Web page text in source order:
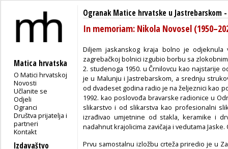
Matica hrvatska
O Matici hrvatskoj
Novosti
Učlanite se
Odjeli
Ogranci
Društva prijatelja i
partneri
Kontakt
Izdavaštvo
Ogranak Matice hrvatske u Jastrebarskom
In memoriam: Nikola Novosel
Diljem jaskanskog kraja bolno je
zagrebačkoj bolnici izgubio borbu sa
2. studenoga 1950. u Črnilovcu kao najstarije
je u Malunju i Jastrebarskom, a srednju
od dvadeset godina radio je na željeznici kao
1992. kao poslovođa bravarske radionice u
slikarstvo i od slikarstva kao profesionalni
izrađivao umjetnine od stakla, keramike i
nadahnut krajolicima zavičaja i vedutama
Prvu samostalnu izložbu crteža priredio je u